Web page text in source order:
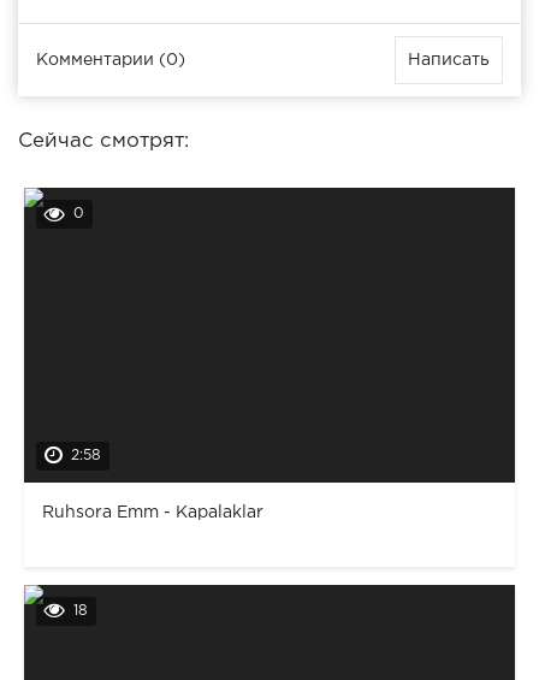
Комментарии (0) Написать
Сейчас смотрят:
0
2:58
Ruhsora Emm - Kapalaklar
18